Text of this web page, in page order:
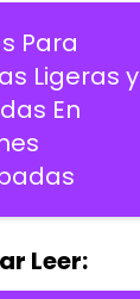
Para
Ligeras y
En
Leer: